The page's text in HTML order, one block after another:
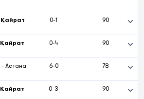
Қайрат
0-1 90
Қайрат
0-4 90
- Астана
6-0 78
Қайрат
0-3 90